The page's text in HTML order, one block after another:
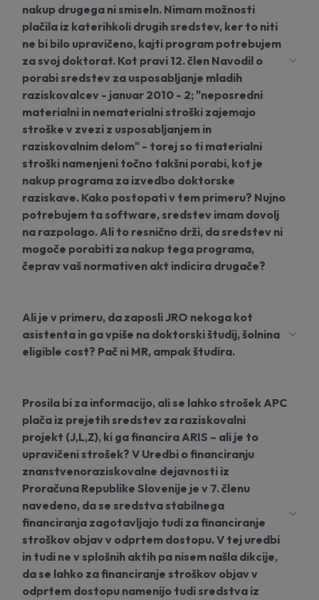
nakup drugega ni smiseln. Nimam možnosti
plačila iz katerihkoli drugih sredstev, ker to niti
ne bi bilo upravičeno, kajti program potrebujem
za svoj doktorat. Kot pravi 12. člen Navodil o
porabi sredstev za usposabljanje mladih
raziskovalcev - januar 2010 - 2; "neposredni
materialni in nematerialni stroški zajemajo
stroške v zvezi z usposabljanjem in
raziskovalnim delom" - torej so ti materialni
stroški namenjeni točno takšni porabi, kot je
nakup programa za izvedbo doktorske
raziskave. Kako postopati v tem primeru? Nujno
potrebujem ta software, sredstev imam dovolj
na razpolago. Ali to resnično drži, da sredstev ni
mogoče porabiti za nakup tega programa,
čeprav vaš normativen akt indicira drugače?
Ali je v primeru, da zaposli JRO nekoga kot
asistenta in ga vpiše na doktorski študij, šolnina
eligible cost? Pač ni MR, ampak študira.
Prosila bi za informacijo, ali se lahko strošek APC
plača iz prejetih sredstev za raziskovalni
projekt (J,L,Z), ki ga financira ARIS – ali je to
upravičeni strošek? V Uredbi o financiranju
znanstvenoraziskovalne dejavnosti iz
Proračuna Republike Slovenije je v 7. členu
navedeno, da se sredstva stabilnega
financiranja zagotavljajo tudi za financiranje
stroškov objav v odprtem dostopu. V tej uredbi
in tudi ne v splošnih aktih pa nisem našla dikcije,
da se lahko za financiranje stroškov objav v
odprtem dostopu namenijo tudi sredstva iz